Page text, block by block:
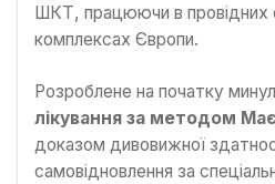
ШКТ, працюючи в провідних
комплексах Європи.
Розроблене на початку
лікування за методом
доказом дивовижної
самовідновлення за